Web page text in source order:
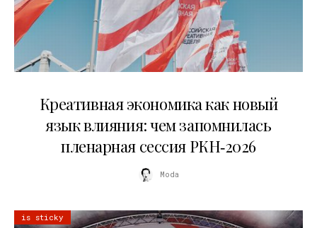
Креативная экономика как новый
язык влияния: чем запомнилась
пленарная сессия РКН‑2026
Moda
is sticky